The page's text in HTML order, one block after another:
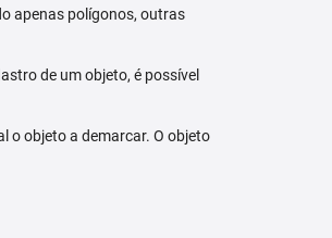
apenas polígonos, outras
de um objeto, é possível
o objeto a demarcar. O objeto